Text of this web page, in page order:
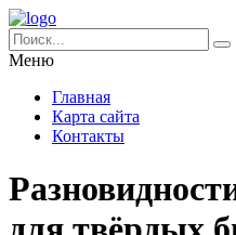
Меню
Главная
Карта сайта
Контакты